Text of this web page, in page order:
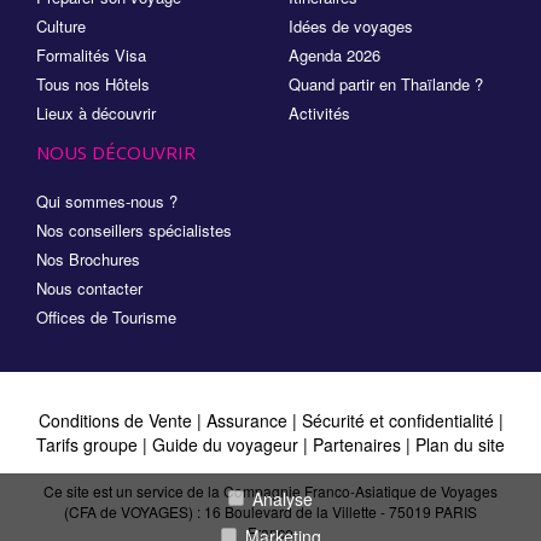
Culture
Formalités Visa
Tous nos Hôtels
Lieux à découvrir
Idées de voyages
Agenda 2026
Quand partir en Thaïlande ?
Activités
NOUS DÉCOUVRIR
Qui sommes-nous ?
Nos conseillers spécialistes
Nos Brochures
Nous contacter
Offices de Tourisme
Conditions de Vente| Assurance | Sécurité et confidentialité|
Tarifs groupe | Guide du voyageur | Partenaires | Plan du site
Ce site est un service de la Compagnie Franco-Asiatique de Voyages
(CFA de VOYAGES) : 16 Boulevard de la Villette - 75019 PARIS
France
Analyse
Marketing